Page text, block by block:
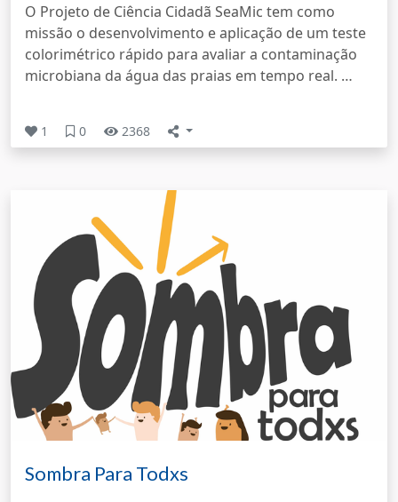
O Projeto de Ciência Cidadã SeaMic tem como
missão o desenvolvimento e aplicação de um teste
colorimétrico rápido para avaliar a contaminação
microbiana da água das praias em tempo real. …
1 0 2368
Sombra Para Todxs